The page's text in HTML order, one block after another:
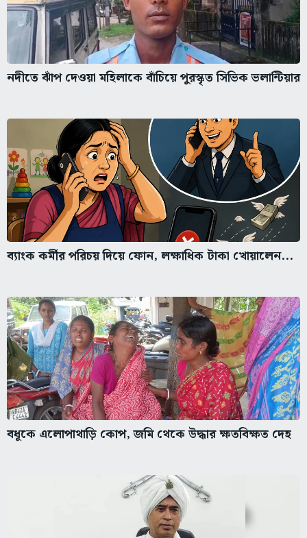
নদীতে ঝাঁপ দেওয়া মহিলাকে বাঁচিয়ে পুরস্কৃত সিভিক ভলান্টিয়ার
ব্যাংক কর্মীর পরিচয় দিয়ে ফোন, লক্ষাধিক টাকা খোয়ালেন...
বধূকে এলোপাথাড়ি কোপ, জমি থেকে উদ্ধার ক্ষতবিক্ষত দেহ